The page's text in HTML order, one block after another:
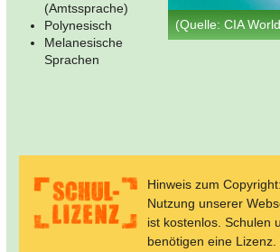
(Quelle: CIA
(Amtssprache)
Polynesisch
Melanesische
Sprachen
Hinweis zum
Nutzung unserer
ist kostenlos. Schulen
benötigen eine Lizenz.